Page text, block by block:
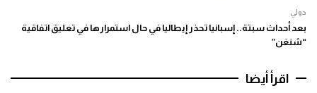
دولي
بعد أحداث سبتة.. إسبانيا تحذر إيطاليا في حال استمرارها في تعليق اتفاقية
“شنغن”
اقرأ أيضا